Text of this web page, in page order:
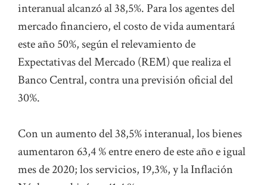
interanual alcanzó al 38,5%. Para los agentes del
mercado financiero, el costo de vida aumentará
este año 50%, según el relevamiento de
Expectativas del Mercado (REM) que realiza el
Banco Central, contra una previsión oficial del
30%.
Con un aumento del 38,5% interanual, los bienes
aumentaron 63,4 % entre enero de este año e igual
mes de 2020; los servicios, 19,3%, y la Inflación